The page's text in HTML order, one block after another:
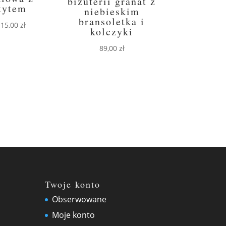
Pierwotna
15,00 złAktualna
niebieskim
bransoletka i
kolczyki
89,00 zł
Twoje konto
Obserwowane
Moje konto